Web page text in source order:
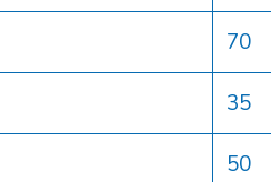
70
35
50